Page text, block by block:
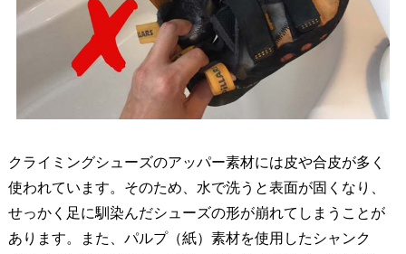
クライミングシューズのアッパー素材には皮や合皮が多く
使われています。そのため、水で洗うと表面が固くなり、
せっかく足に馴染んだシューズの形が崩れてしまうことが
あります。また、パルプ（紙）素材を使用したシャンク